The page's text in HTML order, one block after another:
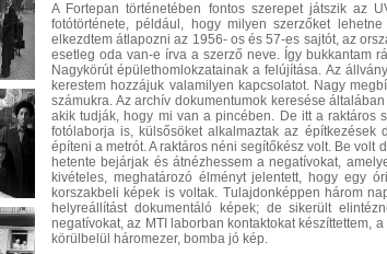
A Fortepan történetében fontos szerepet játszik az
fotótörténete, például, hogy milyen szerzőket
elkezdtem átlapozni az 1956- os és 57-es sajtót, az
esetleg oda van-e írva a szerző neve. Így bukkantam
Nagykörút épülethomlokzatainak a felújítása. Az
kerestem hozzájuk valamilyen kapcsolatot. Nagy
számukra. Az archív dokumentumok keresése
akik tudják, hogy mi van a pincében. De itt a raktáros
fotólaborja is, külsősöket alkalmaztak az
építeni a metrót. A raktáros néni segítőkész volt. Be
hetente bejárjak és átnézhessem a negatívokat,
kivételes, meghatározó élményt jelentett, hogy egy
korszakbeli képek is voltak. Tulajdonképpen három
helyreállítást dokumentáló képek; de sikerült
negatívokat, az MTI laborban kontaktokat készíttettem,
körülbelül háromezer, bomba jó kép.